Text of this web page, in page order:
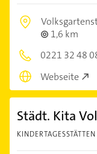
1,6 km
0221 32 48
Webseite
Städt. Kita
KINDERTAGESSTÄTTEN